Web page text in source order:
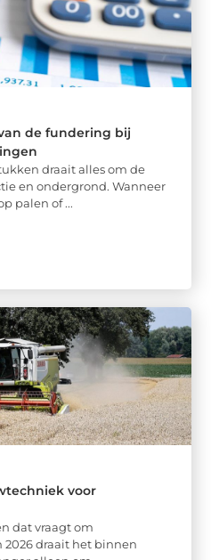
de fundering bij
draait alles om de
en ondergrond. Wanneer
palen of ...
voor
dat vraagt om
2026 draait het binnen